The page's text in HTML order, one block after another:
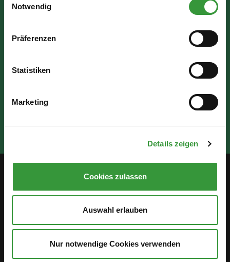
Notwendig
Präferenzen
Statistiken
Marketing
Details zeigen
Cookies zulassen
Auswahl erlauben
Nur notwendige Cookies verwenden
Öffentlichkeitsbeteiligung
Stellenanzeigen
Antidiskriminierung
Fr: 07:30 - 12:00 Uhr